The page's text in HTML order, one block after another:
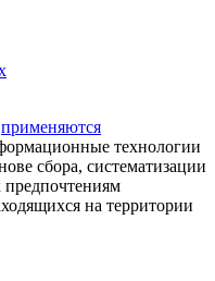
применяются
технологии
сбора, систематизации
предпочтениям
на территории